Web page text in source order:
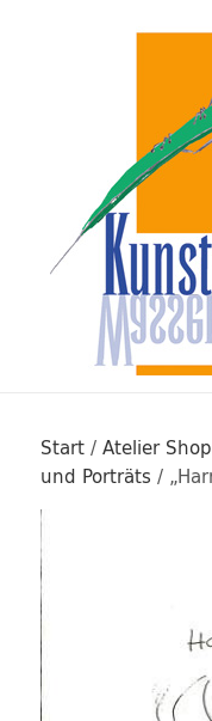
Start /Atelier Shop
und Porträts /